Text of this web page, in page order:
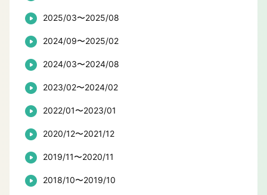
2025/03〜2025/08
2024/09〜2025/02
2024/03〜2024/08
2023/02〜2024/02
2022/01〜2023/01
2020/12〜2021/12
2019/11〜2020/11
2018/10〜2019/10